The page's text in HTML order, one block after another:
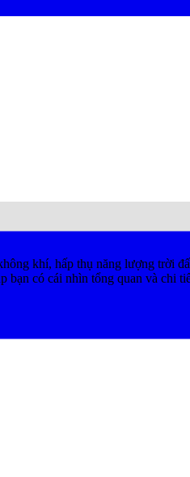
khí, hấp thụ năng lượng trời
bạn có cái nhìn tổng quan và chi